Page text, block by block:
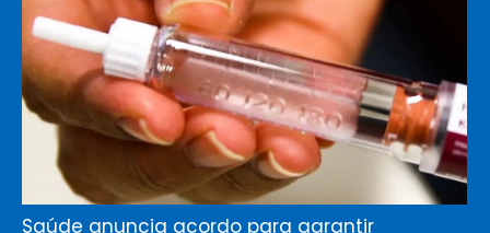
Saúde anuncia acordo para garantir